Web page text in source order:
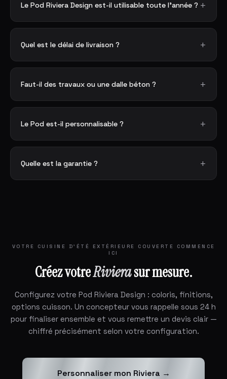
Le Pod Riviera Design est-il utilisable toute l'année ?
Quel est le délai de livraison ?
Faut-il des travaux ou une dalle béton ?
Le Pod est-il personnalisable ?
Quelle est la garantie ?
VOTRE CUISINE D'ÉTÉ EXTÉRIEURE COUVERTE COMMENCE
ICI
Créez votreRivierasur mesure.
Configurez votre Pod Riviera Design : coloris, finitions,
options cuisson. Un concepteur vous rappelle sous 24 h
pour finaliser ensemble et vous remettre un devis clair —
chiffré précisément selon votre configuration.
Personnaliser mon Riviera →